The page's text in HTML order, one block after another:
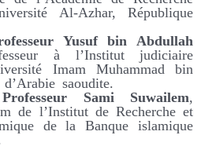
Al-Azhar, République
Yusuf bin Abdullah
à l’Institut judiciaire
Imam Muhammad bin
saoudite.
Sami Suwailem
de l’Institut de Recherche et
de la Banque islamique